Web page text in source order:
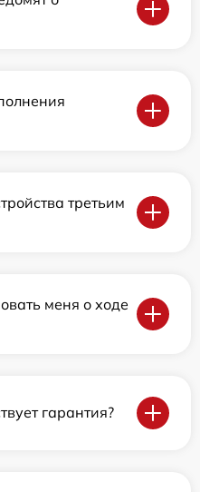
третьим
меня о ходе
гарантия?